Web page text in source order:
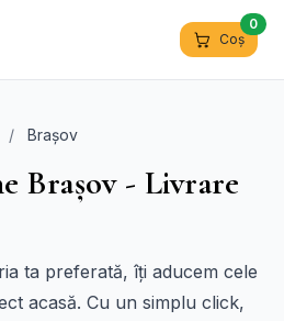
Coș
0
/ Brașov
Brașov - Livrare
ta preferată, îți aducem cele
acasă. Cu un simplu click,